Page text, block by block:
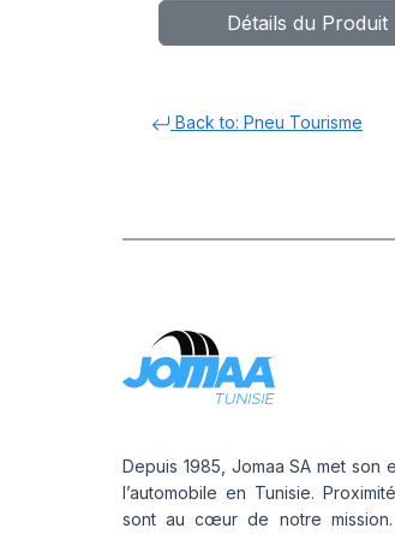
MAXDétails du Produit
Back to: Pneu Tourisme
Depuis 1985, Jomaa SA met son
l’automobile en Tunisie.
sont au cœur de notre